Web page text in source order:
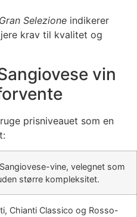
Gran Selezione indikerer
krav til kvalitet og
vin
prisniveauet som en
vine, velegnet som
større kompleksitet.
Chianti Classico og Rosso-